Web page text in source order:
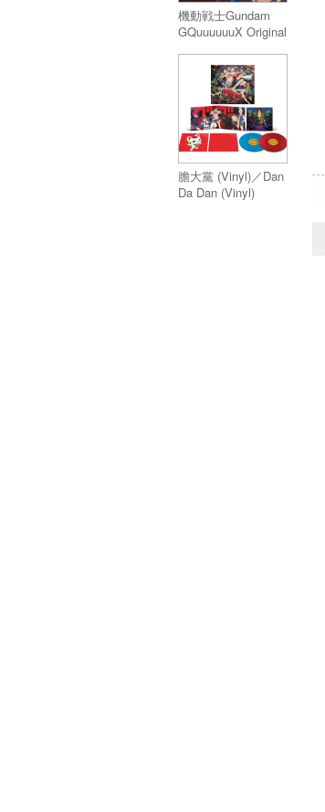
機動戦士Gundam
GQuuuuuuX Original
Selection (完全生産
限定盤) 照井順政／
蓮尾理之 (2LP)／機
動戦士Gundam
GQuuuuuuX サウン
ドトラックセレクシ
ョン (完全生産限定
盤) (アナログ盤) - 照
井順政／蓮尾理之
膽大黨 (Vinyl)／Dan
Da Dan (Vinyl)